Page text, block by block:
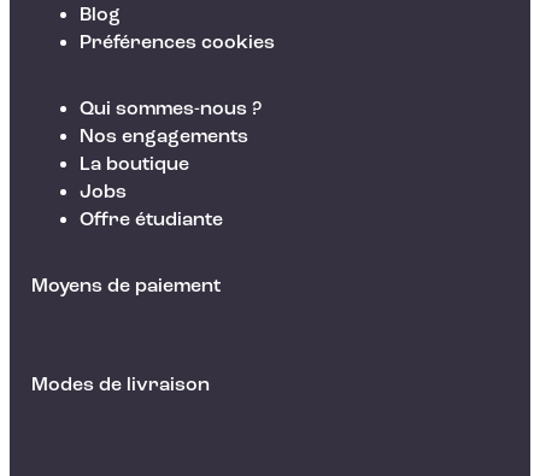
Blog
Préférences cookies
Qui sommes-nous ?
Nos engagements
La boutique
Jobs
Offre étudiante
Moyens de paiement
Modes de livraison